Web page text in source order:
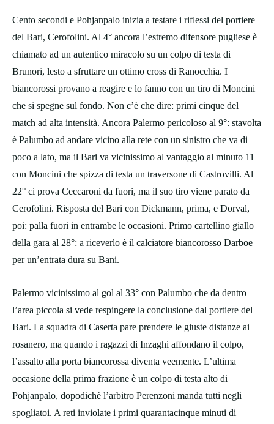
Cento secondi e Pohjanpalo inizia a testare i riflessi del portiere
del Bari, Cerofolini. Al 4° ancora l’estremo difensore pugliese è
chiamato ad un autentico miracolo su un colpo di testa di
Brunori, lesto a sfruttare un ottimo cross di Ranocchia. I
biancorossi provano a reagire e lo fanno con un tiro di Moncini
che si spegne sul fondo. Non c’è che dire: primi cinque del
match ad alta intensità. Ancora Palermo pericoloso al 9°: stavolta
è Palumbo ad andare vicino alla rete con un sinistro che va di
poco a lato, ma il Bari va vicinissimo al vantaggio al minuto 11
con Moncini che spizza di testa un traversone di Castrovilli. Al
22° ci prova Ceccaroni da fuori, ma il suo tiro viene parato da
Cerofolini. Risposta del Bari con Dickmann, prima, e Dorval,
poi: palla fuori in entrambe le occasioni. Primo cartellino giallo
della gara al 28°: a riceverlo è il calciatore biancorosso Darboe
per un’entrata dura su Bani.
Palermo vicinissimo al gol al 33° con Palumbo che da dentro
l’area piccola si vede respingere la conclusione dal portiere del
Bari. La squadra di Caserta pare prendere le giuste distanze ai
rosanero, ma quando i ragazzi di Inzaghi affondano il colpo,
l’assalto alla porta biancorossa diventa veemente. L’ultima
occasione della prima frazione è un colpo di testa alto di
Pohjanpalo, dopodichè l’arbitro Perenzoni manda tutti negli
spogliatoi. A reti inviolate i primi quarantacinque minuti di